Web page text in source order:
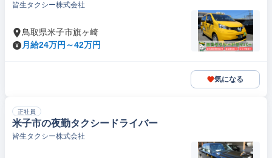
皆生タクシー株式会社
鳥取県米子市旗ヶ崎
月給24万円～42万円
気になる
正社員
米子市の夜勤タクシードライバー
皆生タクシー株式会社